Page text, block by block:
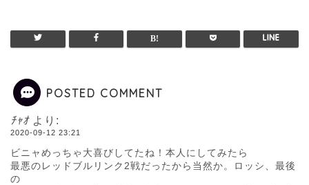
POSTED COMMENT
ﾁｬｵ より:
2020-09-12 23:21
ビニャめっちゃ大喜びしてたね！本人にしてみたら
最悪のレッドブルリンク2戦だったから当然か。ロッシ、最後
の